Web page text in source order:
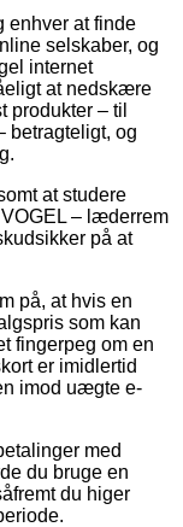
enhver at finde
selskaber, og
internet
at nedskære
produkter – til
betragteligt, og
at studere
– læderrem
på at
på, at hvis en
som kan
fingerpeg om en
er imidlertid
imod uægte e-
med
du bruge en
du higer